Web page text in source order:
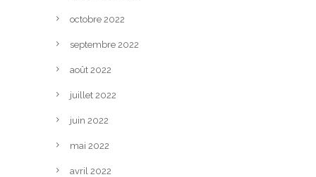
octobre 2022
septembre 2022
août 2022
juillet 2022
juin 2022
mai 2022
avril 2022